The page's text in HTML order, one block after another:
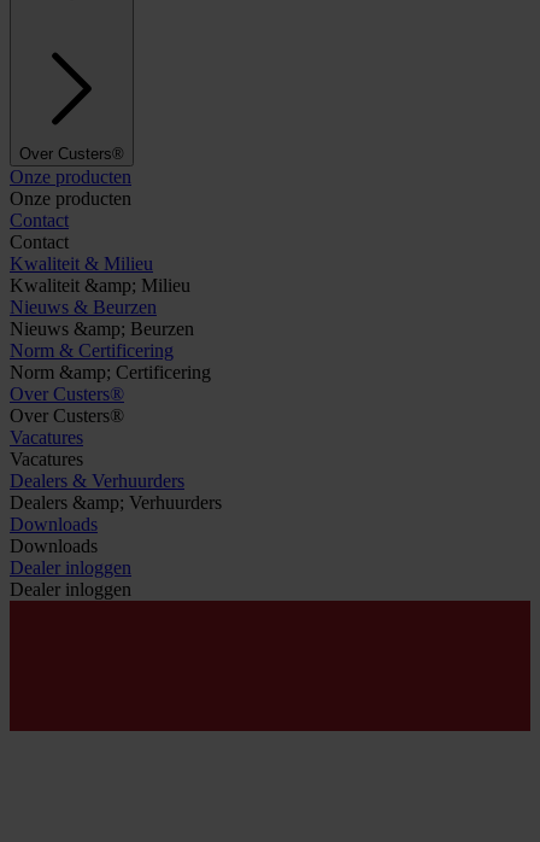
Over Custers®
Onze producten
Onze producten
Contact
Contact
Kwaliteit & Milieu
Kwaliteit &amp; Milieu
Nieuws & Beurzen
Nieuws &amp; Beurzen
Norm & Certificering
Norm &amp; Certificering
Over Custers®
Over Custers®
Vacatures
Vacatures
Dealers & Verhuurders
Dealers &amp; Verhuurders
Downloads
Downloads
Dealer inloggen
Dealer inloggen